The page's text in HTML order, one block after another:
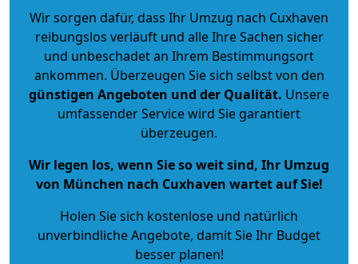
Wir sorgen dafür, dass Ihr Umzug nach Cuxhaven
reibungslos verläuft und alle Ihre Sachen sicher
und unbeschadet an Ihrem Bestimmungsort
ankommen. Überzeugen Sie sich selbst von den
günstigen Angeboten und der Qualität. Unsere
umfassender Service wird Sie garantiert
überzeugen.
Wir legen los, wenn Sie so weit sind, Ihr Umzug
von München nach Cuxhaven wartet auf Sie!
Holen Sie sich kostenlose und natürlich
unverbindliche Angebote, damit Sie Ihr Budget
besser planen!